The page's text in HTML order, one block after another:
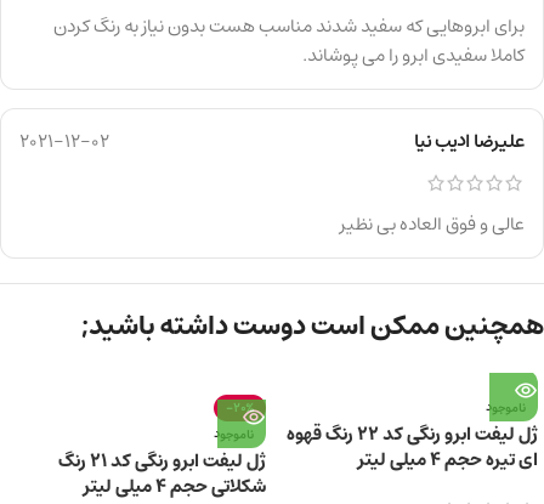
برای ابروهایی که سفید شدند مناسب هست بدون نیاز به رنگ کردن
کاملا سفیدی ابرو را می پوشاند.
علیرضا ادیب نیا 2021-12-02
عالی و فوق العاده بی نظیر
همچنین ممکن است دوست داشته باشید;
ناموجود
ژل لیفت ابرو رنگی کد 22 رنگ قهوه
ای تیره حجم 4 میلی لیتر
-20%
ناموجود
ژل لیفت ابرو رنگی کد 21 رنگ
شکلاتی حجم 4 میلی لیتر